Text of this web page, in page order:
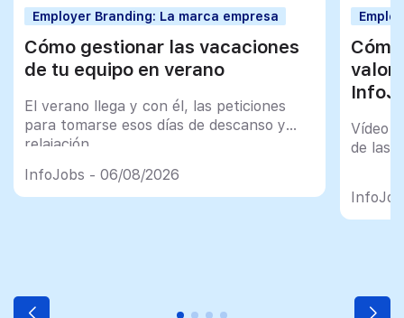
Employer Branding: La marca empresa
Cómo gestionar las vacaciones
de tu equipo en verano
El verano llega y con él, las peticiones
para tomarse esos días de descanso y
relajación
InfoJobs - 06/08/2026
Vídeo
de las